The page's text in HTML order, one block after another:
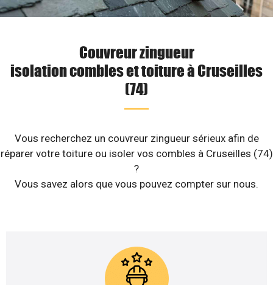
Couvreur zingueur
isolation combles et toiture à Cruseilles
(74)
Vous recherchez un couvreur zingueur sérieux afin de
réparer votre toiture ou isoler vos combles à Cruseilles (74)
?
Vous savez alors que vous pouvez compter sur nous.